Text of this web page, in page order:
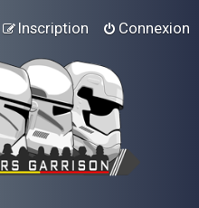
Connexion
Inscription